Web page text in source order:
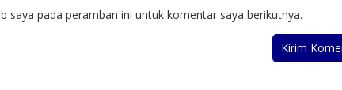
saya pada peramban ini untuk komentar saya berikutnya.